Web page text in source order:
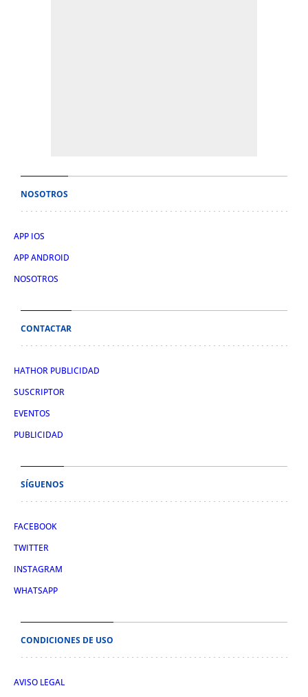
NOSOTROS
APP IOS
APP ANDROID
NOSOTROS
CONTACTAR
HATHOR PUBLICIDAD
SUSCRIPTOR
EVENTOS
PUBLICIDAD
SÍGUENOS
FACEBOOK
TWITTER
INSTAGRAM
WHATSAPP
CONDICIONES DE USO
AVISO LEGAL